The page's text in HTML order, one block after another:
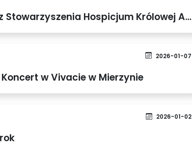
Bal Charytatywny na rzecz Stowarzyszenia Hospicjum Królowej Apostołów Tanowo
2026-01-07
w Vivacie w Mierzynie
2026-01-02